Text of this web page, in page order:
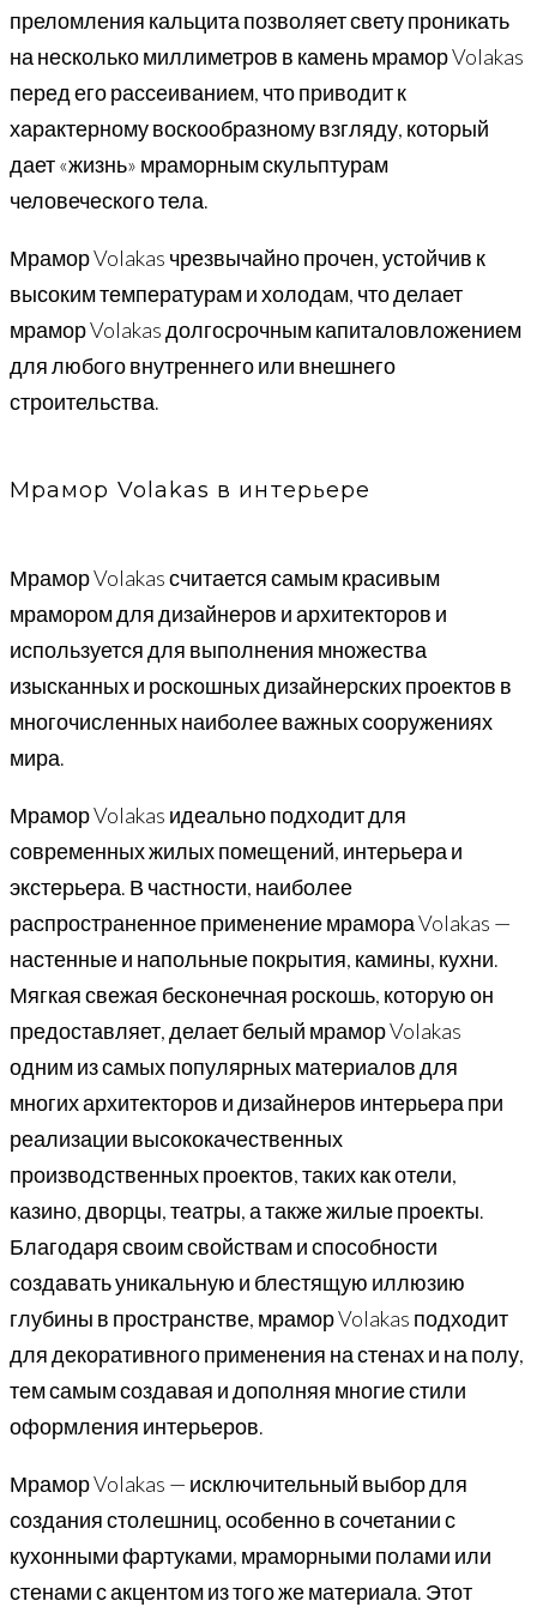
преломления кальцита позволяет свету проникать
на несколько миллиметров в камень мрамор Volakas
перед его рассеиванием, что приводит к
характерному воскообразному взгляду, который
дает «жизнь» мраморным скульптурам
человеческого тела.
Мрамор Volakas чрезвычайно прочен, устойчив к
высоким температурам и холодам, что делает
мрамор Volakas долгосрочным капиталовложением
для любого внутреннего или внешнего
строительства.
Мрамор Volakas в интерьере
Мрамор Volakas считается самым красивым
мрамором для дизайнеров и архитекторов и
используется для выполнения множества
изысканных и роскошных дизайнерских проектов в
многочисленных наиболее важных сооружениях
мира.
Мрамор Volakas идеально подходит для
современных жилых помещений, интерьера и
экстерьера. В частности, наиболее
распространенное применение мрамора Volakas —
настенные и напольные покрытия, камины, кухни.
Мягкая свежая бесконечная роскошь, которую он
предоставляет, делает белый мрамор Volakas
одним из самых популярных материалов для
многих архитекторов и дизайнеров интерьера при
реализации высококачественных
производственных проектов, таких как отели,
казино, дворцы, театры, а также жилые проекты.
Благодаря своим свойствам и способности
создавать уникальную и блестящую иллюзию
глубины в пространстве, мрамор Volakas подходит
для декоративного применения на стенах и на полу,
тем самым создавая и дополняя многие стили
оформления интерьеров.
Мрамор Volakas — исключительный выбор для
создания столешниц, особенно в сочетании с
кухонными фартуками, мраморными полами или
стенами с акцентом из того же материала. Этот